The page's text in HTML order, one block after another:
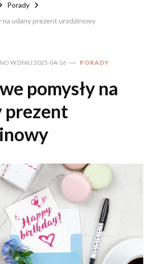
Porady
na udany prezent urodzinowy
W DNIU 2025-04-16 PORADY
pomysły na
prezent